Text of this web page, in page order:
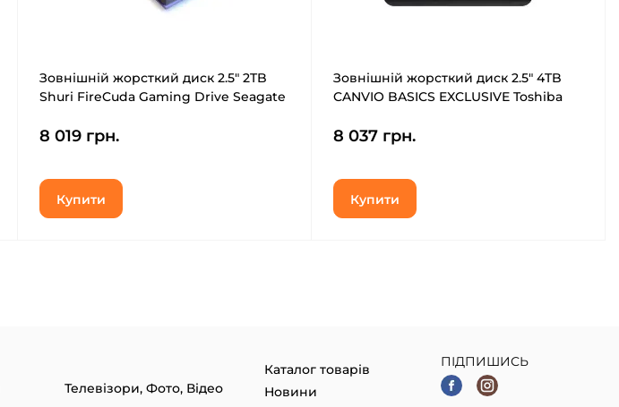
Зовнішній жорсткий диск 2.5" 2TB
Shuri FireCuda Gaming Drive Seagate
8 019 грн.
Купити
Зовнішній жорсткий диск 2.5" 4TB
CANVIO BASICS EXCLUSIVE Toshiba
8 037 грн.
Купити
Телевізори, Фото, Відео
Каталог товарів
Новини
ПІДПИШИСЬ